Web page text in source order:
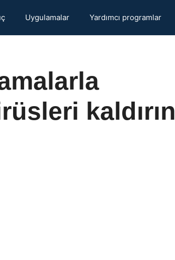
Uygulamalar Yardımcı programlar
kaldırın